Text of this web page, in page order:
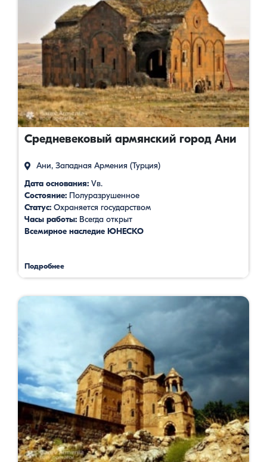
Средневековый армянский город Ани
Ани, Западная Армения (Турция)
Дата основания: Vв.
Состояние: Полуразрушенное
Статус: Охраняется государством
Часы работы: Всегда открыт
Всемирное наследие ЮНЕСКО
Подробнее